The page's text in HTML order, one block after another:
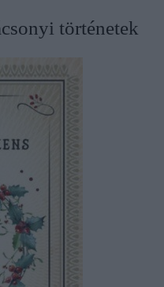
történetek